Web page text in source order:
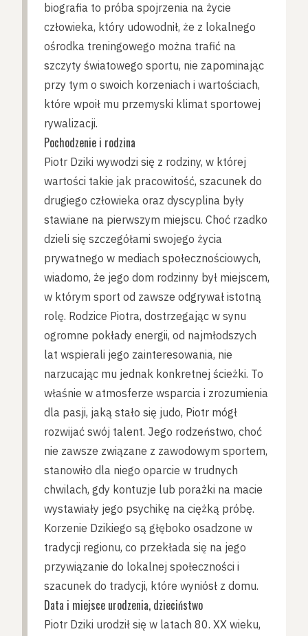
biografia to próba spojrzenia na życie
człowieka, który udowodnił, że z lokalnego
ośrodka treningowego można trafić na
szczyty światowego sportu, nie zapominając
przy tym o swoich korzeniach i wartościach,
które wpoił mu przemyski klimat sportowej
rywalizacji.
Pochodzenie i rodzina
Piotr Dziki wywodzi się z rodziny, w której
wartości takie jak pracowitość, szacunek do
drugiego człowieka oraz dyscyplina były
stawiane na pierwszym miejscu. Choć rzadko
dzieli się szczegółami swojego życia
prywatnego w mediach społecznościowych,
wiadomo, że jego dom rodzinny był miejscem,
w którym sport od zawsze odgrywał istotną
rolę. Rodzice Piotra, dostrzegając w synu
ogromne pokłady energii, od najmłodszych
lat wspierali jego zainteresowania, nie
narzucając mu jednak konkretnej ścieżki. To
właśnie w atmosferze wsparcia i zrozumienia
dla pasji, jaką stało się judo, Piotr mógł
rozwijać swój talent. Jego rodzeństwo, choć
nie zawsze związane z zawodowym sportem,
stanowiło dla niego oparcie w trudnych
chwilach, gdy kontuzje lub porażki na macie
wystawiały jego psychikę na ciężką próbę.
Korzenie Dzikiego są głęboko osadzone w
tradycji regionu, co przekłada się na jego
przywiązanie do lokalnej społeczności i
szacunek do tradycji, które wyniósł z domu.
Data i miejsce urodzenia, dzieciństwo
Piotr Dziki urodził się w latach 80. XX wieku,